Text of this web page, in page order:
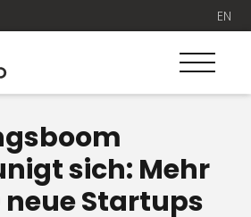
EN
sich: Mehr
neue Startups